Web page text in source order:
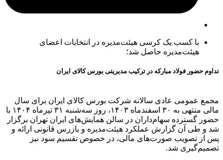
با کسب یک کرسی هیئت‌مدیره در انتخابات اعضای
هیئت‌مدیره حاصل شد؛
تداوم حضور فولاد مباركه در تركیب مدیریتی بورس كالای ایران
مجمع عمومی عادی سالانه شرکت بورس کالای ایران برای سال
مالی منتهی به ۳۰ اسفندماه ۱۴۰۳، روز سه‌شنبه ۳۱ تیرماه ۱۴۰۴ با
حضور گسترده سهام‌داران در سالن همایش‌های ایران تهران برگزار
شد و طی آن گزارش عملکرد هیئت‌مدیره و بازرس قانونی ارائه و
پس از تصویب صورت‌های مالی، در خصوص تقسیم سود نیز
تصمیم‌گیری شد.